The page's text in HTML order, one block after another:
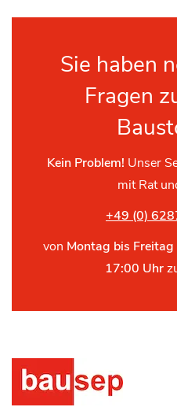
Sie haben
Fragen
Kein Problem! Unser
mit Rat
+49 (0)
von Montag bis Freitag
17:00 Uhr